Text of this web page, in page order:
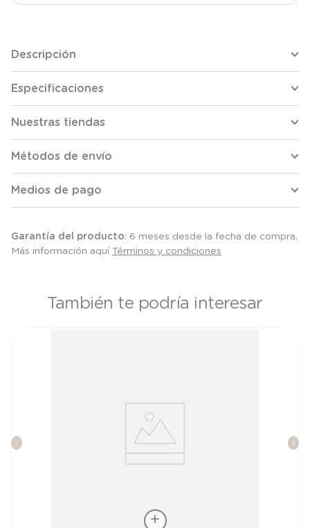
Descripción
Especificaciones
Nuestras tiendas
Métodos de envío
Medios de pago
Garantía del producto: 6 meses desde la fecha de compra.
Más información aquí Términos y condiciones
También te podría interesar